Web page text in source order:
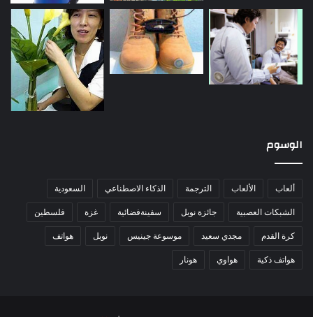
الوسوم
ألعاب الألعاب الترجمة الذكاء الاصطناعي السعودية
الشبكات العصبية جائزة نوبل سفينةفضائية غزة فلسطين
كرة القدم مجدي سعيد موسوعة جينيس نوبل هواتف
هواتف ذكية هواوي هونار